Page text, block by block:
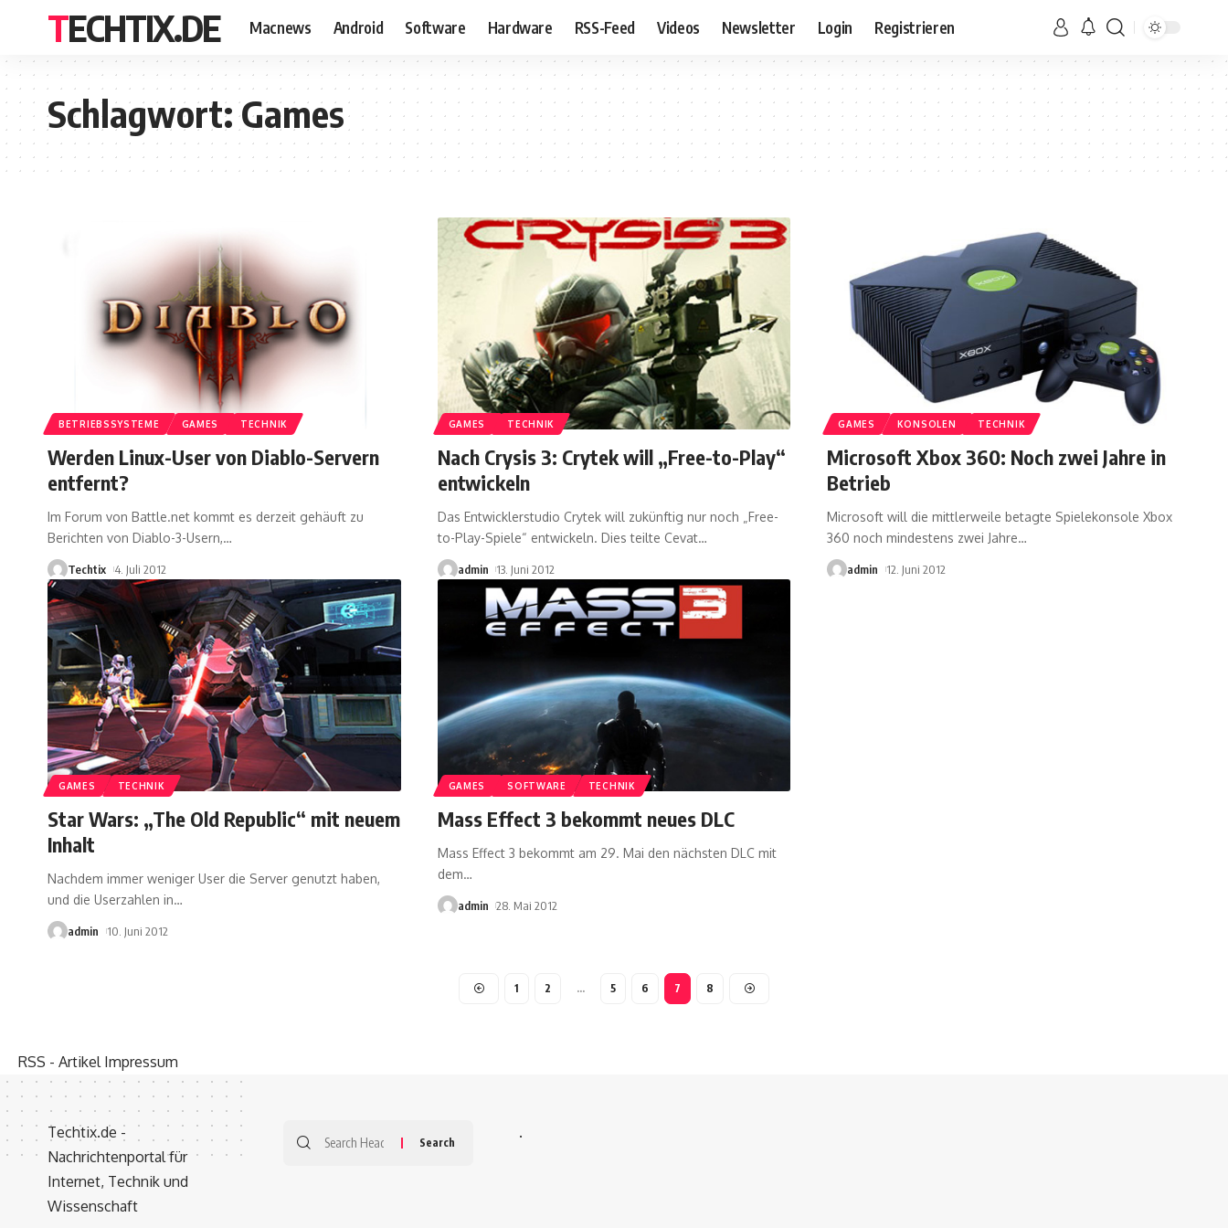
TECHTIX.DE Macnews Android Software Hardware RSS-Feed Videos Newsletter Login Registrieren
Schlagwort:Games
BETRIEBSSYSTEME GAMES TECHNIK
Werden Linux-User von Diablo-Servern
entfernt?
Im Forum von Battle.net kommt es derzeit gehäuft zu
Berichten von Diablo-3-Usern,…
Techtix 4. Juli 2012
GAMES TECHNIK
Nach Crysis 3: Crytek will „Free-to-Play“
entwickeln
Das Entwicklerstudio Crytek will zukünftig nur noch „Free-
to-Play-Spiele“ entwickeln. Dies teilte Cevat…
admin 13. Juni 2012
GAMES KONSOLEN TECHNIK
Microsoft Xbox 360: Noch zwei Jahre in
Betrieb
Microsoft will die mittlerweile betagte Spielekonsole Xbox
360 noch mindestens zwei Jahre…
admin 12. Juni 2012
GAMES TECHNIK
Star Wars: „The Old Republic“ mit neuem
Inhalt
Nachdem immer weniger User die Server genutzt haben,
und die Userzahlen in…
admin 10. Juni 2012
GAMES SOFTWARE TECHNIK
Mass Effect 3 bekommt neues DLC
Mass Effect 3 bekommt am 29. Mai den nächsten DLC mit
dem…
admin 28. Mai 2012
1 2 … 5 6 7 8
RSS - Artikel Impressum
Techtix.de -
Nachrichtenportal für
Internet, Technik und
Wissenschaft
.